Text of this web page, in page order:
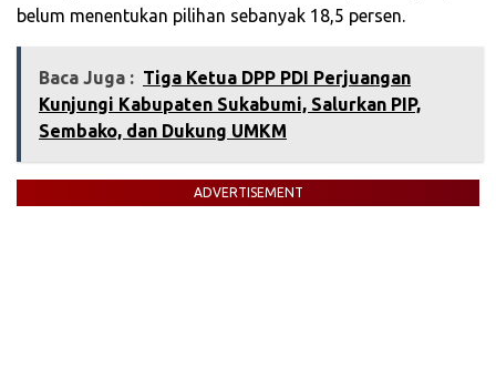
belum menentukan pilihan sebanyak 18,5 persen.
Baca Juga : ‎Tiga Ketua DPP PDI Perjuangan
Kunjungi Kabupaten Sukabumi, Salurkan PIP,
Sembako, dan Dukung UMKM‎
ADVERTISEMENT